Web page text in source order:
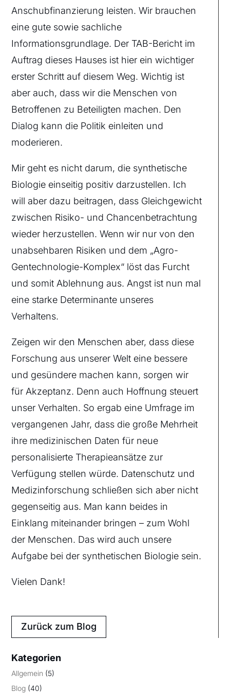
Anschubfinanzierung leisten. Wir brauchen
eine gute sowie sachliche
Informationsgrundlage. Der TAB-Bericht im
Auftrag dieses Hauses ist hier ein wichtiger
erster Schritt auf diesem Weg. Wichtig ist
aber auch, dass wir die Menschen von
Betroffenen zu Beteiligten machen. Den
Dialog kann die Politik einleiten und
moderieren.
Mir geht es nicht darum, die synthetische
Biologie einseitig positiv darzustellen. Ich
will aber dazu beitragen, dass Gleichgewicht
zwischen Risiko- und Chancenbetrachtung
wieder herzustellen. Wenn wir nur von den
unabsehbaren Risiken und dem „Agro-
Gentechnologie-Komplex“ löst das Furcht
und somit Ablehnung aus. Angst ist nun mal
eine starke Determinante unseres
Verhaltens.
Zeigen wir den Menschen aber, dass diese
Forschung aus unserer Welt eine bessere
und gesündere machen kann, sorgen wir
für Akzeptanz. Denn auch Hoffnung steuert
unser Verhalten. So ergab eine Umfrage im
vergangenen Jahr, dass die große Mehrheit
ihre medizinischen Daten für neue
personalisierte Therapieansätze zur
Verfügung stellen würde. Datenschutz und
Medizinforschung schließen sich aber nicht
gegenseitig aus. Man kann beides in
Einklang miteinander bringen – zum Wohl
der Menschen. Das wird auch unsere
Aufgabe bei der synthetischen Biologie sein.
Vielen Dank!
Zurück zum Blog
Kategorien
Allgemein (5)
Blog (40)